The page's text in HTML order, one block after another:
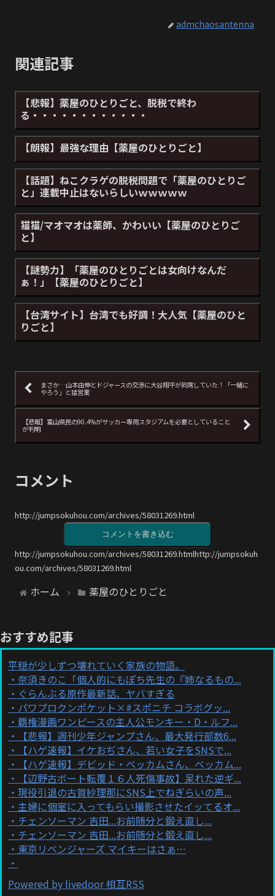
admchaosantenna
関連記事
【悲報】薬屋のひとりごと、脱税で終わ
る・・・・・・・・・・・・
【朗報】最強な理由【薬屋のひとりごと】
【話題】ねこクラゲの脱税問題で「薬屋のひとりご
と」連載中止はないらしいｗｗｗｗｗ
猫猫/マオマオは薬師、かわいい【薬屋のひとりご
と】
【謎勢力】「薬屋のひとりごとは女向けなんだ
ぁ！」【薬屋のひとりごと】
【台湾サイト】台湾でも好調！大人気【薬屋のひと
りごと】
まさか…山本由伸とドジャースの交渉に大谷翔平が同席していた！「一緒に
やろう」と猛営業
【悲報】富山県民の90.4%がサッカー専用スタジアムを必要としていること
が判明
コメント
http://jumpsokuhou.com/archives/58031269.html
コメントを書き込む
http://jumpsokuhou.com/archives/58031269.htmlhttp://jumpsokuh
ou.com/archives/58031269.html
ホーム 薬屋のひとりごと
おすすめ記事
平穏が少しずつ壊れていく家族の物語。
奈須きのこ「個人的にもぽち先生の『姉なるもの...
ぐらんぶる原作最新話、ヤバすぎる
パワプロクンポケット×#スポニチ コラボグッ...
覇権漫画ワンピースの主人公モンキー・D・ルフ...
【悲報】週刊少年ジャンプさん、最大発行部数6...
【ハゲ速報】イケおぢさん、若い女子をSNSで...
【ハゲ速報】デビッド・ベッカムさん、ベッカム...
【辺野古ボート転覆１６人死傷事故】呆れた逆ギ...
現役引退の古賀紗理那にSNS上でねぎらいの声...
主婦に個室に入ってもらい撮影させたイッてるオ...
チェンソーマン 吉田...お前随分と鍛え直し...
チェンソーマン 吉田...お前随分と鍛え直し...
東京リベンジャーズ マイキーはさぁ…
Powered by livedoor 相互RSS